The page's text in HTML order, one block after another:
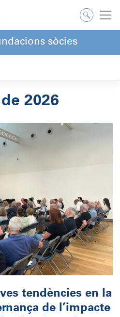
sòcies
2026
tendències en la
de l’impacte